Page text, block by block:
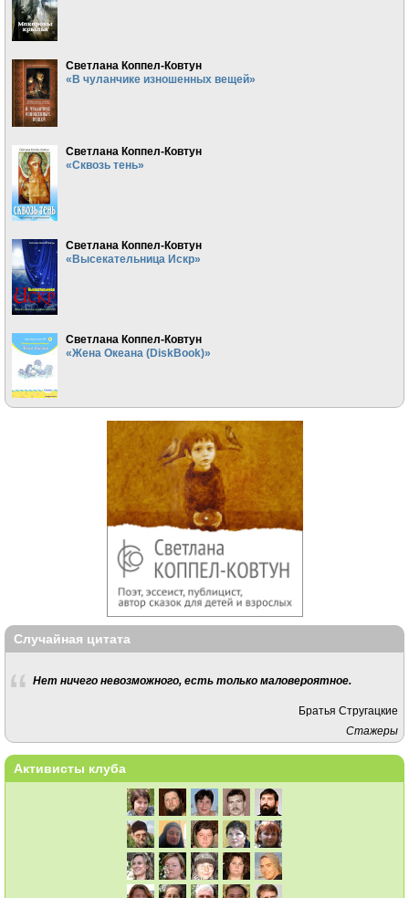
Светлана Коппел-Ковтун
«В чуланчике изношенных вещей»
Светлана Коппел-Ковтун
«Сквозь тень»
Светлана Коппел-Ковтун
«Высекательница Искр»
Светлана Коппел-Ковтун
«Жена Океана (DiskBook)»
Случайная цитата
Нет ничего невозможного, есть только маловероятное.
Братья Стругацкие
Стажеры
Активисты клуба